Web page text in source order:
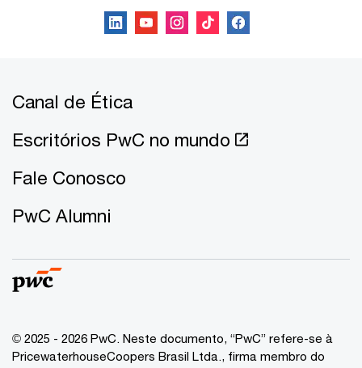
Canal de Ética
Escritórios PwC no mundo
Fale Conosco
PwC Alumni
© 2025 - 2026 PwC. Neste documento, “PwC” refere-se à
PricewaterhouseCoopers Brasil Ltda., firma membro do